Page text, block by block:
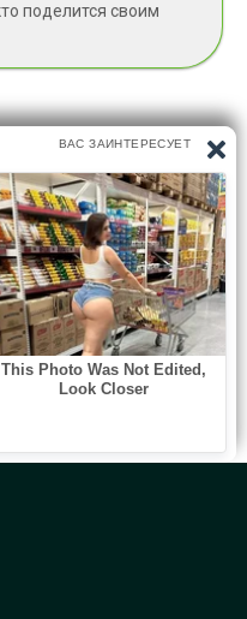
поделится своим